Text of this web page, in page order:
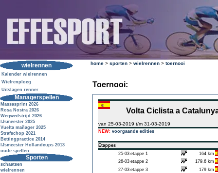
wielrennen
Kalender wielrennen
Wielrenploeg
Uitslagen renner
Managerspellen
Massasprint 2026
Rosa Nostra 2026
Wegwedstrijd 2026
IJsmeester 2025
Vuelta mañager 2025
Strafschop 2021
Bettingpractice 2014
IJsmeester Hollandcups 2013
oude spellen
Sporten
schaatsen
wielrennen
home > sporten > wielrennen > toernooi
Toernooi:
Volta Ciclista a
van 25-03-2019 t/m 31-03-2019
NEW: voorgaande edities
Etappes
25-03 etappe 1
164 km
26-03 etappe 2
179.6 km
27-03 etappe 3
179 km